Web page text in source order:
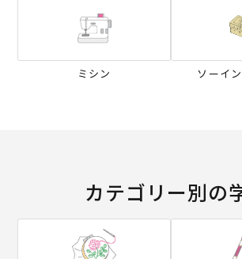
ミシン ソーイ
カテゴリー別の